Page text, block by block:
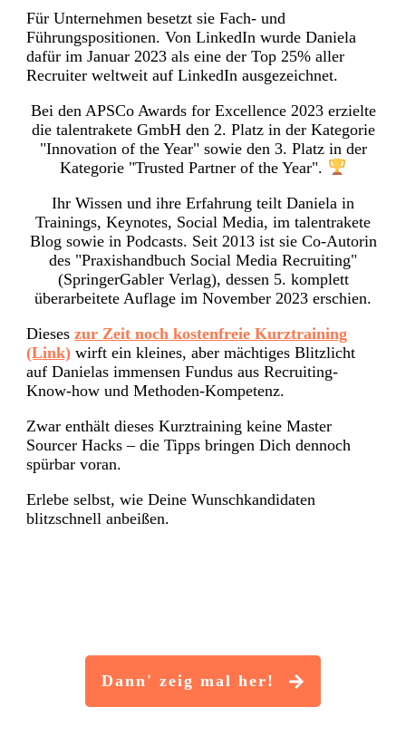
Für Unternehmen besetzt sie Fach- und
Führungspositionen. Von LinkedIn wurde Daniela
dafür im Januar 2023 als eine der Top 25% aller
Recruiter weltweit auf LinkedIn ausgezeichnet.
Bei den APSCo Awards for Excellence 2023 erzielte
die talentrakete GmbH den 2. Platz in der Kategorie
"Innovation of the Year" sowie den 3. Platz in der
Kategorie "Trusted Partner of the Year".
Ihr Wissen und ihre Erfahrung teilt Daniela in
Trainings, Keynotes, Social Media, im talentrakete
Blog sowie in Podcasts. Seit 2013 ist sie Co-Autorin
des "Praxishandbuch Social Media Recruiting"
(SpringerGabler Verlag), dessen 5. komplett
überarbeitete Auflage im November 2023 erschien.
Dieses zur Zeit noch kostenfreie Kurztraining
(Link) wirft ein kleines, aber mächtiges Blitzlicht
auf Danielas immensen Fundus aus Recruiting-
Know-how und Methoden-Kompetenz.
Zwar enthält dieses Kurztraining keine Master
Sourcer Hacks – die Tipps bringen Dich dennoch
spürbar voran.
Erlebe selbst, wie Deine Wunschkandidaten
blitzschnell anbeißen.
Dann' zeig mal her!